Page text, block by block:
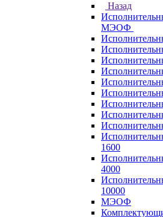
Назад
МЭОФ
1600
4000
10000
МЭОФ